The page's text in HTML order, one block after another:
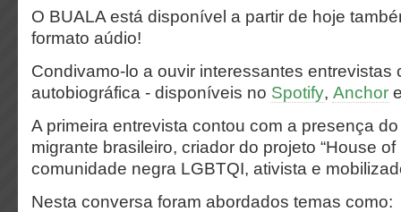
O BUALA está disponível a partir de hoje
formato aúdio!
Condivamo-lo a ouvir interessantes entrevistas
autobiográfica - disponíveis no Spotify, Anchor
A primeira entrevista contou com a presença
migrante brasileiro, criador do projeto “House of
comunidade negra LGBTQI, ativista e
Nesta conversa foram abordados temas como: